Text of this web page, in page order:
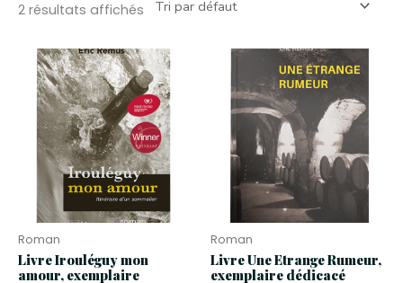
2 résultats affichés
Roman
Livre Irouléguy mon
amour, exemplaire
Roman
Livre Une Etrange Rumeur,
exemplaire dédicacé